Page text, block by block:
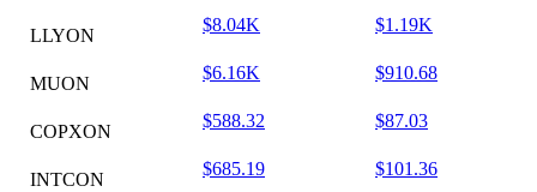
LLYON
$8.04K $1.19K
MUON
$6.16K $910.68
COPXON
$588.32 $87.03
INTCON
$685.19 $101.36